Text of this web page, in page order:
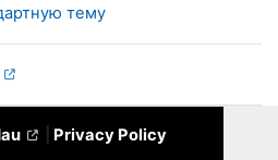
тему
Privacy Policy